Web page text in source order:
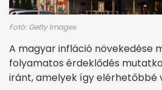
Fotó: Getty Images
A magyar infláció növekedése
folyamatos érdeklődés
iránt, amelyek így elérhetőbbé